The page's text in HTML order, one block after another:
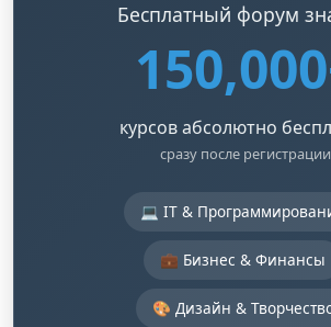
Бесплатный форум
курсов абсолютно
сразу после регистрации
💻 IT &
💼 Бизнес & Финансы
🎨 Дизайн &